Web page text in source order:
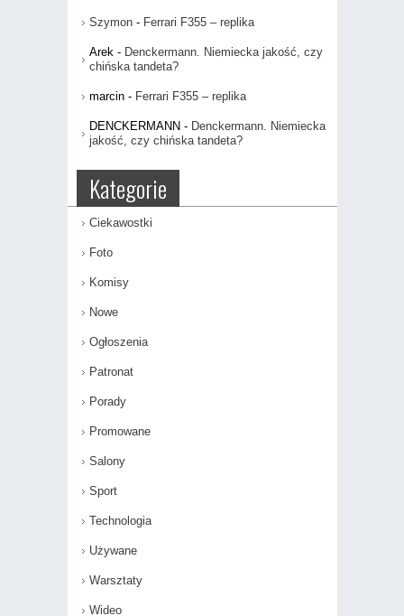
Szymon- Ferrari F355 – replika
Arek- Denckermann. Niemiecka jakość, czy
chińska tandeta?
marcin- Ferrari F355 – replika
DENCKERMANN - Denckermann. Niemiecka
jakość, czy chińska tandeta?
Kategorie
Ciekawostki
Foto
Komisy
Nowe
Ogłoszenia
Patronat
Porady
Promowane
Salony
Sport
Technologia
Używane
Warsztaty
Wideo